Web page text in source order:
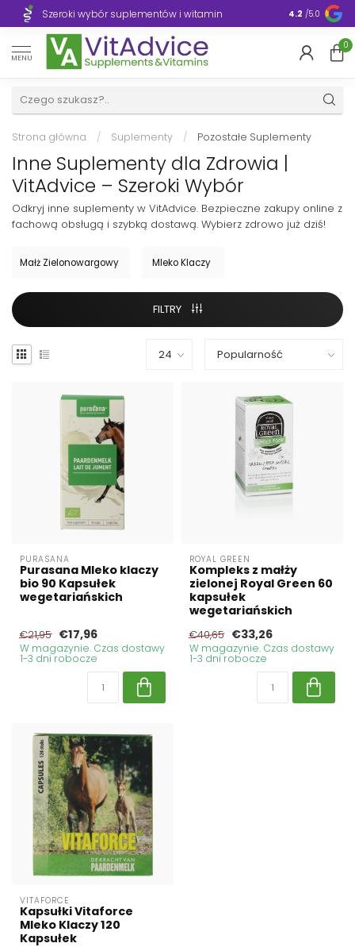
Szeroki wybór suplementów i witamin 4.2 /5.0
MENU
0
Strona główna / Suplementy / Pozostałe Suplementy
Inne Suplementy dla Zdrowia |
VitAdvice – Szeroki Wybór
Odkryj inne suplementy w VitAdvice. Bezpieczne zakupy online z
fachową obsługą i szybką dostawą. Wybierz zdrowo już dziś!
Małż Zielonowargowy Mleko Klaczy
FILTRY
PURASANA
Purasana Mleko klaczy
bio 90 Kapsułek
wegetariańskich
€21,95 €17,96
W magazynie. Czas dostawy
1-3 dni robocze
ROYAL GREEN
Kompleks z małży
zielonej Royal Green 60
kapsułek
wegetariańskich
€40,65 €33,26
W magazynie. Czas dostawy
1-3 dni robocze
VITAFORCE
Kapsułki Vitaforce
Mleko Klaczy 120
Kapsułek